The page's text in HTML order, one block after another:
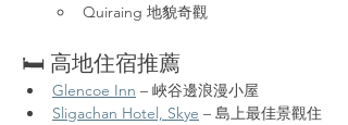
Quiraing 地貌奇觀
🛏️ 高地住宿推薦
Glencoe Inn – 峽谷邊浪漫小屋
Sligachan Hotel, Skye – 島上最佳景觀住